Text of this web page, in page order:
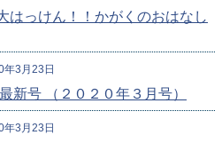
はっけん！！かがくのおはなし
年3月23日
号 （２０２０年３月号）
年3月23日